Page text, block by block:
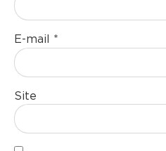
E-mail *
Site